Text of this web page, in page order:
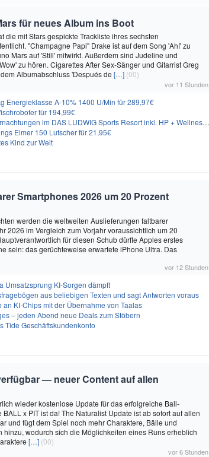
für neues Album ins Boot
die mit Stars gespickte Trackliste ihres sechsten
"Champagne Papi" Drake ist auf dem Song 'Ahí' zu
Mars auf 'Still' mitwirkt. Außerdem sind Judeline und
zu hören. Cigarettes After Sex-Sänger und Gitarrist Greg
Albumabschluss 'Después de […] (00)
vor 11 Stunden
Energieklasse A-10% 1400 U/Min für 289,97€
für 194,99€
im DAS LUDWIG Sports Resort inkl. HP + Wellness ab 174€ p.P.
Eimer 150 Lutscher für 21,95€
Kind zur Welt
Smartphones 2026 um 20 Prozent
werden die weltweiten Auslieferungen faltbarer
2026 im Vergleich zum Vorjahr voraussichtlich um 20
für diesen Schub dürfte Apples erstes
sein: das gerüchteweise erwartete iPhone Ultra. Das
vor 12 Stunden
Umsatzsprung KI-Sorgen dämpft
aus beliebigen Texten und sagt Antworten voraus
an KI-Chips mit der Übernahme von Taalas
– jeden Abend neue Deals zum Stöbern
Tide Geschäftskundenkonto
— neuer Content auf allen
wieder kostenlose Update für das erfolgreiche Ball-
x PIT ist da! The Naturalist Update ist ab sofort auf allen
und fügt dem Spiel noch mehr Charaktere, Bälle und
hinzu, wodurch sich die Möglichkeiten eines Runs erheblich
[…] (00)
vor 6 Stunden